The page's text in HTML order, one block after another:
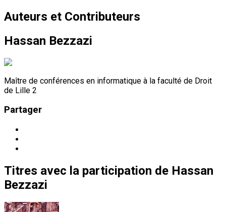
Auteurs et Contributeurs
Hassan Bezzazi
Maître de conférences en informatique à la faculté de Droit
de Lille 2
Partager
Titres avec la participation de Hassan
Bezzazi